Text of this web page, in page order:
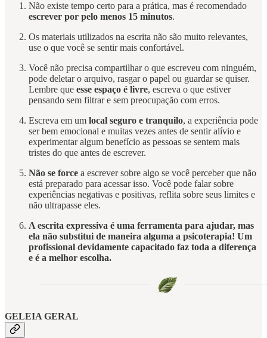
Não existe tempo certo para a prática, mas é recomendado
escrever por pelo menos 15 minutos.
Os materiais utilizados na escrita não são muito relevantes,
use o que você se sentir mais confortável.
Você não precisa compartilhar o que escreveu com ninguém,
pode deletar o arquivo, rasgar o papel ou guardar se quiser.
Lembre que esse espaço é livre, escreva o que estiver
pensando sem filtrar e sem preocupação com erros.
Escreva em um local seguro e tranquilo, a experiência pode
ser bem emocional e muitas vezes antes de sentir alívio e
experimentar algum benefício as pessoas se sentem mais
tristes do que antes de escrever.
Não se force a escrever sobre algo se você perceber que não
está preparado para acessar isso. Você pode falar sobre
experiências negativas e positivas, reflita sobre seus limites e
não ultrapasse eles.
A escrita expressiva é uma ferramenta para ajudar, mas
ela não substitui de maneira alguma a psicoterapia! Um
profissional devidamente capacitado faz toda a diferença
e é a melhor escolha.
GELEIA GERAL